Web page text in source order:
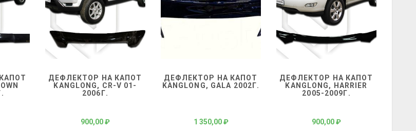
ДЕФЛЕКТОР НА КАПОТ
KANGLONG, CR-V 01-
2006Г.
900,00 ₽
ДЕФЛЕКТОР НА КАПОТ
KANGLONG, GALA 2002Г.
1 350,00 ₽
ДЕФЛЕКТОР НА КАПОТ
KANGLONG, HARRIER
2005-2009Г.
900,00 ₽